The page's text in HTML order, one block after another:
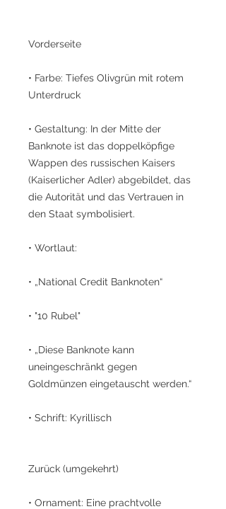
Vorderseite
• Farbe: Tiefes Olivgrün mit rotem
Unterdruck
• Gestaltung: In der Mitte der
Banknote ist das doppelköpfige
Wappen des russischen Kaisers
(Kaiserlicher Adler) abgebildet, das
die Autorität und das Vertrauen in
den Staat symbolisiert.
• Wortlaut:
• „National Credit Banknoten“
• "10 Rubel"
• „Diese Banknote kann
uneingeschränkt gegen
Goldmünzen eingetauscht werden.“
• Schrift: Kyrillisch
Zurück (umgekehrt)
• Ornament: Eine prachtvolle